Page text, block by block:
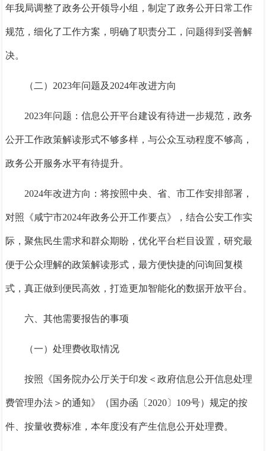
年我局调整了政务公开领导小组，制定了政务公开日常工作
规范，细化了工作方案，明确了职责分工，问题得到妥善解
决。
（二）2023年问题及2024年改进方向
2023年问题：信息公开平台建设有待进一步规范，政务
公开工作政策解读形式不够多样，与公众互动程度不够高，
政务公开服务水平有待提升。
2024年改进方向：将按照中央、省、市工作安排部署，
对照《咸宁市2024年政务公开工作要点》，结合公安工作实
际，聚焦民生需求和群众期盼，优化平台栏目设置，研究最
便于公众理解的政策解读形式，最方便快捷的问询回复模
式，真正做到便民高效，打造更加智能化的数据开放平台。
六、其他需要报告的事项
（一）处理费收取情况
按照《国务院办公厅关于印发＜政府信息公开信息处理
费管理办法＞的通知》（国办函〔2020〕109号）规定的按
件、按量收费标准，本年度没有产生信息公开处理费。